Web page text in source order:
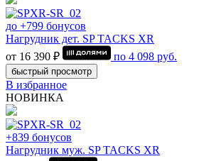
до +799 бонусов
Нагрудник дет. SP TACKS XR
от 16 390 ₽
по 4 098 руб.
быстрый просмотр
В избранное
НОВИНКА
+839 бонусов
Нагрудник муж. SP TACKS XR